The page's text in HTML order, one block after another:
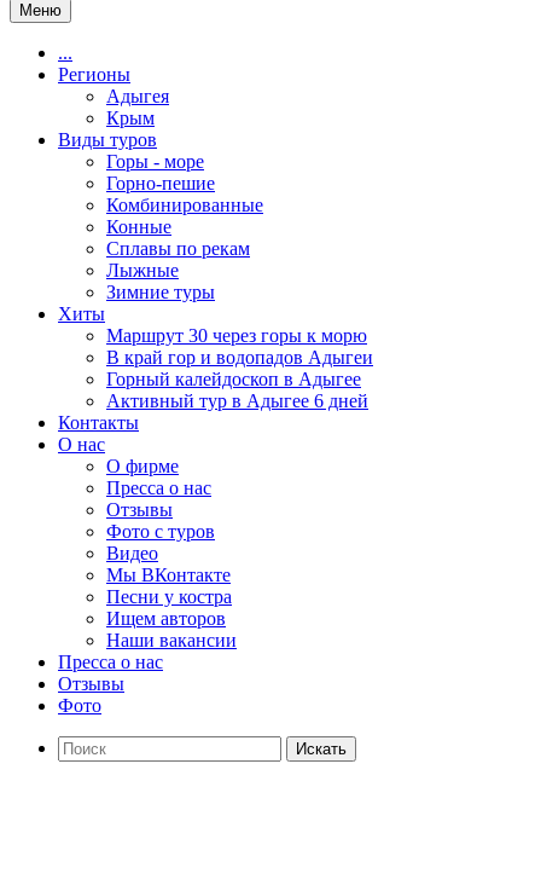
Меню
...
Регионы
Адыгея
Крым
Виды туров
Горы - море
Горно-пешие
Комбинированные
Конные
Сплавы по рекам
Лыжные
Зимние туры
Хиты
Маршрут 30 через горы к морю
В край гор и водопадов Адыгеи
Горный калейдоскоп в Адыгее
Активный тур в Адыгее 6 дней
Контакты
О нас
О фирме
Пресса о нас
Отзывы
Фото с туров
Видео
Мы ВКонтакте
Песни у костра
Ищем авторов
Наши вакансии
Пресса о нас
Отзывы
Фото
Искать